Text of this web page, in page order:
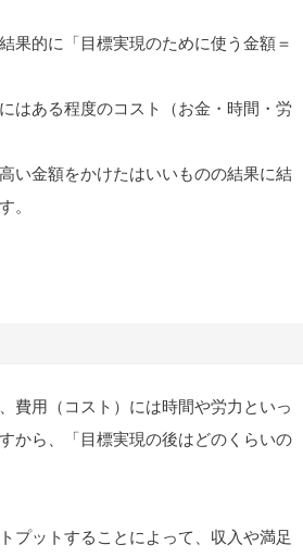
果的に「目標実現のために使う金額＝
はある程度のコスト（お金・時間・労
い金額をかけたはいいものの結果に結
。
費用（コスト）には時間や労力といっ
から、「目標実現の後はどのくらいの
プットすることによって、収入や満足